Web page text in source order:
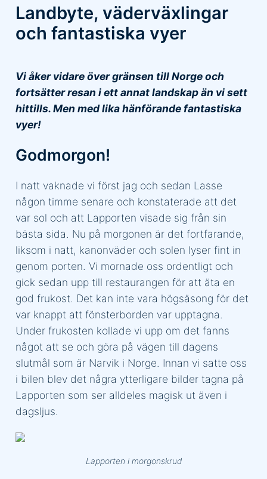
Landbyte, väderväxlingar
och fantastiska vyer
Vi åker vidare över gränsen till Norge och
fortsätter resan i ett annat landskap än vi sett
hittills. Men med lika hänförande fantastiska
vyer!
Godmorgon!
I natt vaknade vi först jag och sedan Lasse
någon timme senare och konstaterade att det
var sol och att Lapporten visade sig från sin
bästa sida. Nu på morgonen är det fortfarande,
liksom i natt, kanonväder och solen lyser fint in
genom porten. Vi mornade oss ordentligt och
gick sedan upp till restaurangen för att äta en
god frukost. Det kan inte vara högsäsong för det
var knappt att fönsterborden var upptagna.
Under frukosten kollade vi upp om det fanns
något att se och göra på vägen till dagens
slutmål som är Narvik i Norge. Innan vi satte oss
i bilen blev det några ytterligare bilder tagna på
Lapporten som ser alldeles magisk ut även i
dagsljus.
Lapporten i morgonskrud